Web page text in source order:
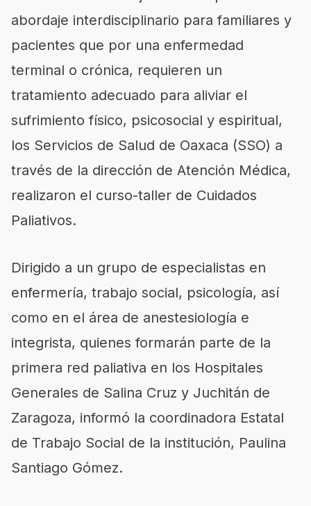
abordaje interdisciplinario para familiares y
pacientes que por una enfermedad
terminal o crónica, requieren un
tratamiento adecuado para aliviar el
sufrimiento físico, psicosocial y espiritual,
los Servicios de Salud de Oaxaca (SSO) a
través de la dirección de Atención Médica,
realizaron el curso-taller de Cuidados
Paliativos.
Dirigido a un grupo de especialistas en
enfermería, trabajo social, psicología, así
como en el área de anestesiología e
integrista, quienes formarán parte de la
primera red paliativa en los Hospitales
Generales de Salina Cruz y Juchitán de
Zaragoza, informó la coordinadora Estatal
de Trabajo Social de la institución, Paulina
Santiago Gómez.